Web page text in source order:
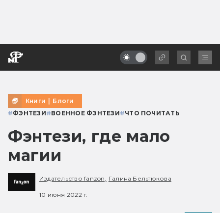
Книги | Блоги
#ФЭНТЕЗИ#ВОЕННОЕ ФЭНТЕЗИ#ЧТО ПОЧИТАТЬ
Фэнтези, где мало
магии
Издательство fanzon, Галина Бельтюкова
10 июня 2022 г.